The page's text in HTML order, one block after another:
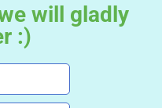
will gladly
:)